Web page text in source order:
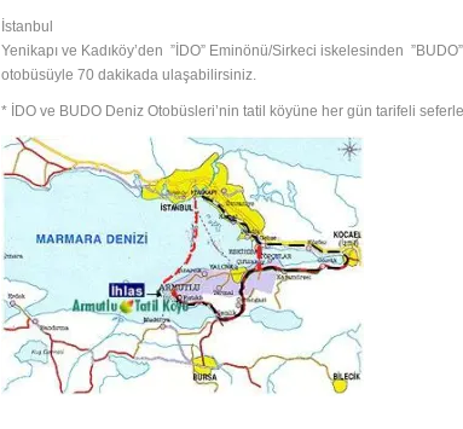
İstanbul
Yenikapı ve Kadıköy’den ”İDO” Eminönü/Sirkeci iskelesinden
otobüsüyle 70 dakikada ulaşabilirsiniz.
* İDO ve BUDO Deniz Otobüsleri’nin tatil köyüne her gün tarifeli